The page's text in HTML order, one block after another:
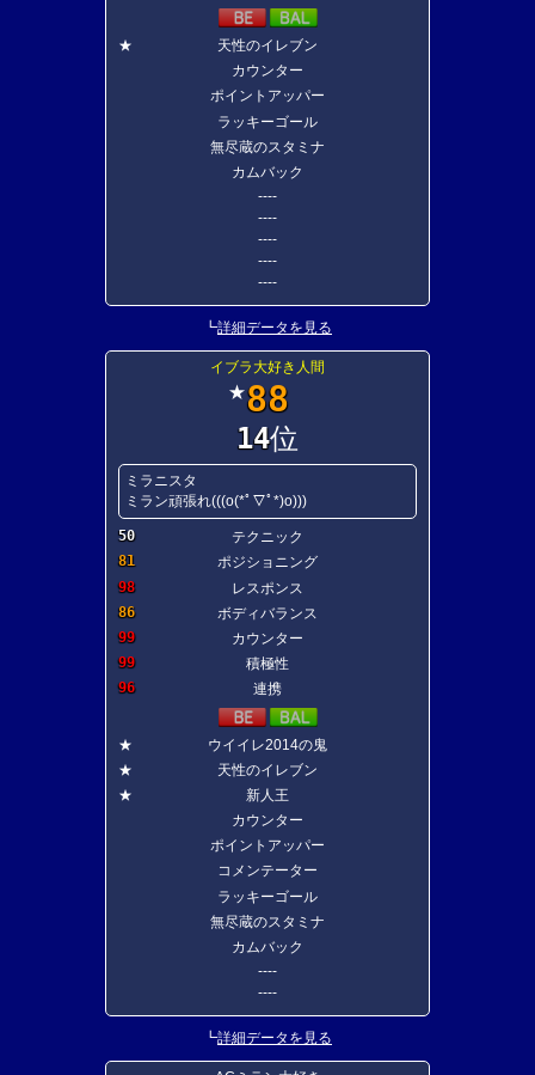
★
天性のイレブン
カウンター
ポイントアッパー
ラッキーゴール
無尽蔵のスタミナ
カムバック
----
----
----
----
----
┗詳細データを見る
イブラ大好き人間
★88
14位
ミラニスタ
ミラン頑張れ(((o(*ﾟ▽ﾟ*)o)))
50
テクニック
81
ポジショニング
98
レスポンス
86
ボディバランス
99
カウンター
99
積極性
96
連携
★
ウイイレ2014の鬼
★
天性のイレブン
★
新人王
カウンター
ポイントアッパー
コメンテーター
ラッキーゴール
無尽蔵のスタミナ
カムバック
----
----
┗詳細データを見る